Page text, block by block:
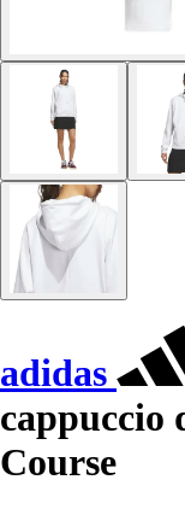
adidas
cappuccio
Course